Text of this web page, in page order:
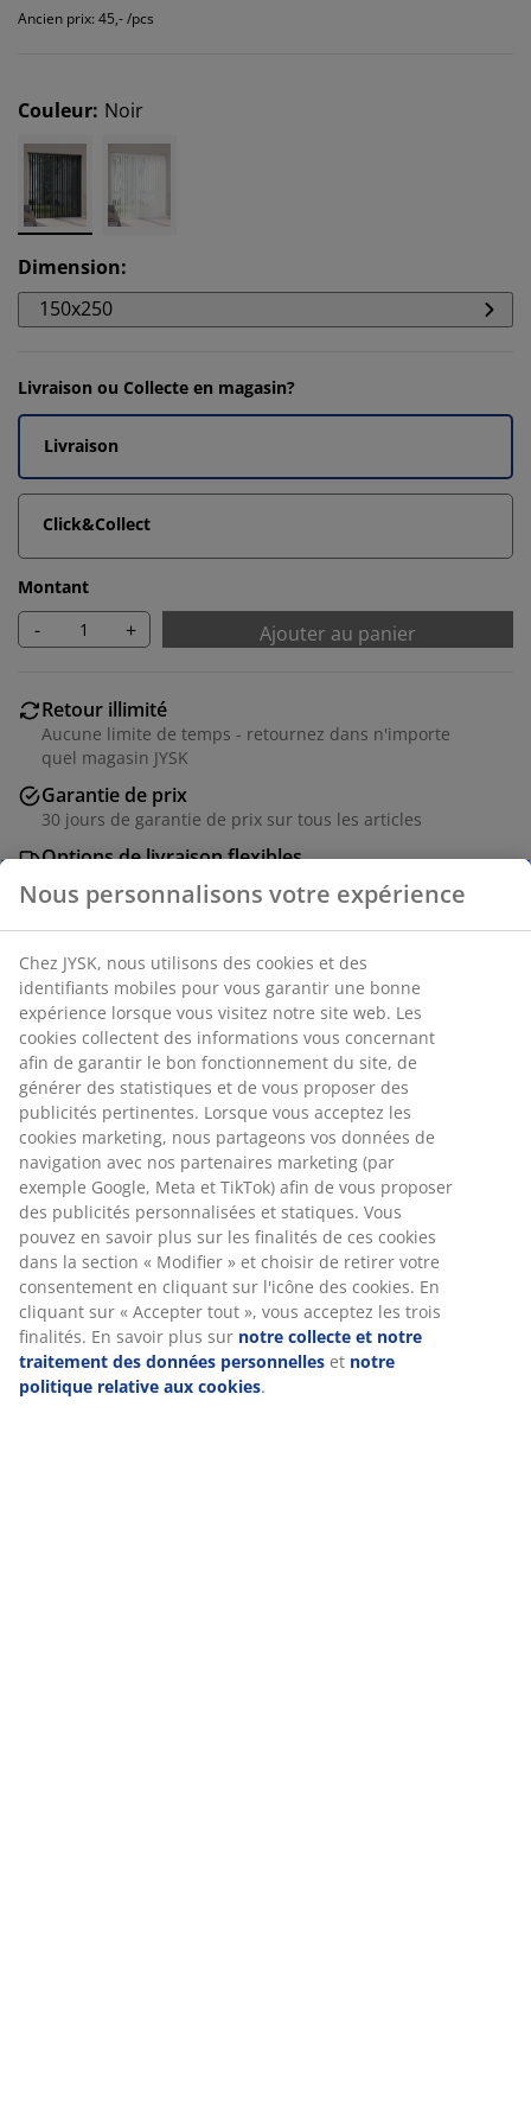
Ancien prix: 45,- /pcs
Couleur: Noir
Dimension:
150x250
Livraison ou Collecte en magasin?
Livraison
Click&Collect
Montant
- + Ajouter au panier
Retour illimité
Aucune limite de temps - retournez dans n'importe
quel magasin JYSK
Garantie de prix
30 jours de garantie de prix sur tous les articles
Options de livraison flexibles
Livraison rapide et facile
Numéro d’article: 5407401
Spécifications
Avis
(110)
Livraison
Nous personnalisons votre expérience
Chez JYSK, nous utilisons des cookies et des
identifiants mobiles pour vous garantir une bonne
expérience lorsque vous visitez notre site web. Les
cookies collectent des informations vous concernant
afin de garantir le bon fonctionnement du site, de
générer des statistiques et de vous proposer des
publicités pertinentes. Lorsque vous acceptez les
cookies marketing, nous partageons vos données de
navigation avec nos partenaires marketing (par
exemple Google, Meta et TikTok) afin de vous proposer
des publicités personnalisées et statiques. Vous
pouvez en savoir plus sur les finalités de ces cookies
dans la section « Modifier » et choisir de retirer votre
consentement en cliquant sur l'icône des cookies. En
cliquant sur « Accepter tout », vous acceptez les trois
finalités. En savoir plus sur notre collecte et notre
traitement des données personnelles et notre
politique relative aux cookies.